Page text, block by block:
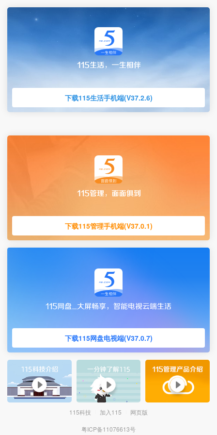
下载115生活手机端(V37.2.6)
下载115管理手机端(V37.0.1)
下载115网盘电视端(V37.0.7)
115科技 加入115 网页版
粤ICP备11076613号